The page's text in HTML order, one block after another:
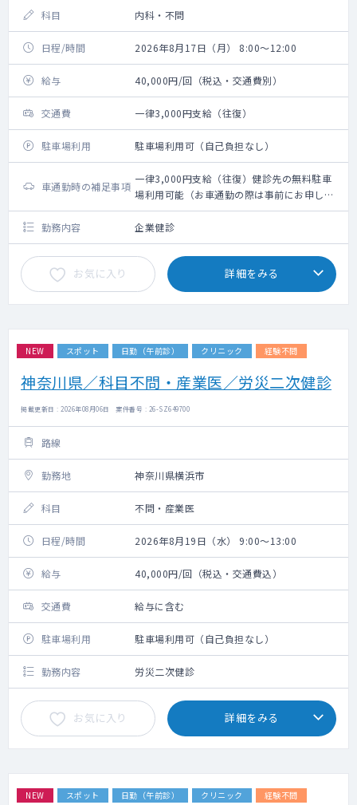
科目 内科・不問
日程/時間 2026年8月17日（月） 8:00～12:00
給与 40,000円/回（税込・交通費別）
交通費 一律3,000円支給（往復）
駐車場利用 駐車場利用可（自己負担なし）
車通勤時の補足事項
一律3,000円支給（往復）健診先の無料駐車
場利用可能（お車通勤の際は事前にお申し付
け下さい）
勤務内容
企業健診
お気に入り 詳細をみる
NEW スポット 日勤（午前診） クリニック 経験不問
神奈川県／科目不問・産業医／労災二次健診
掲載更新日 : 2026年08月06日 案件番号 : 26-SZ649700
路線
勤務地 神奈川県横浜市
科目 不問・産業医
日程/時間 2026年8月19日（水） 9:00～13:00
給与 40,000円/回（税込・交通費込）
交通費 給与に含む
駐車場利用 駐車場利用可（自己負担なし）
勤務内容 労災二次健診
お気に入り 詳細をみる
NEW スポット 日勤（午前診） クリニック 経験不問